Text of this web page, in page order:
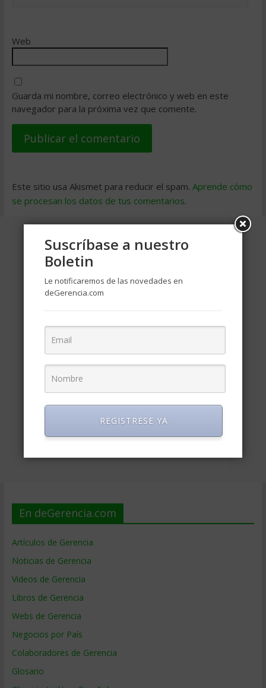
Web
Guarda mi nombre, correo electrónico y web en este
navegador para la próxima vez que comente.
Este sitio usa Akismet para reducir el spam. Aprende cómo
se procesan los datos de tus comentarios.
En deGerencia.com
Artículos de Gerencia
Noticias de Gerencia
Videos de Gerencia
Libros de Gerencia
Webs de Gerencia
Negocios por País
Colaboradores de Gerencia
Glosario
Suscríbase a nuestro
Boletin
Le notificaremos de las novedades en
deGerencia.com
REGISTRESE YA